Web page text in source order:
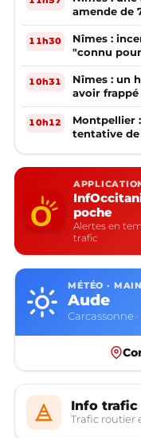
amende de
11h30
Nîmes :
"connu
10h31
Nîmes : un
avoir
10h12
Montpellier
tentative
poche
Alertes en
trafic
MÉTÉO ·
Aude
Carcassonne
Info trafic
Trafic routier